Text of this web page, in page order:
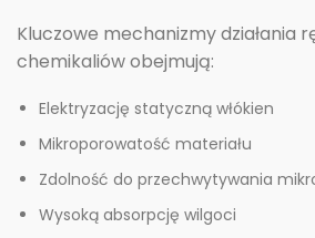
Kluczowe mechanizmy działania
chemikaliów obejmują:
Elektryzację statyczną włókien
Mikroporowatość materiału
Zdolność do przechwytywania
Wysoką absorpcję wilgoci